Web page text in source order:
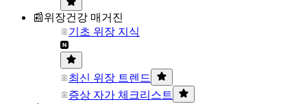
📰위장건강 매거진
기초 위장 지식
최신 위장 트렌드
증상 자가 체크리스트